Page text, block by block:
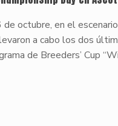
octubre, en el
a cabo los dos
de Breeders’ Cup